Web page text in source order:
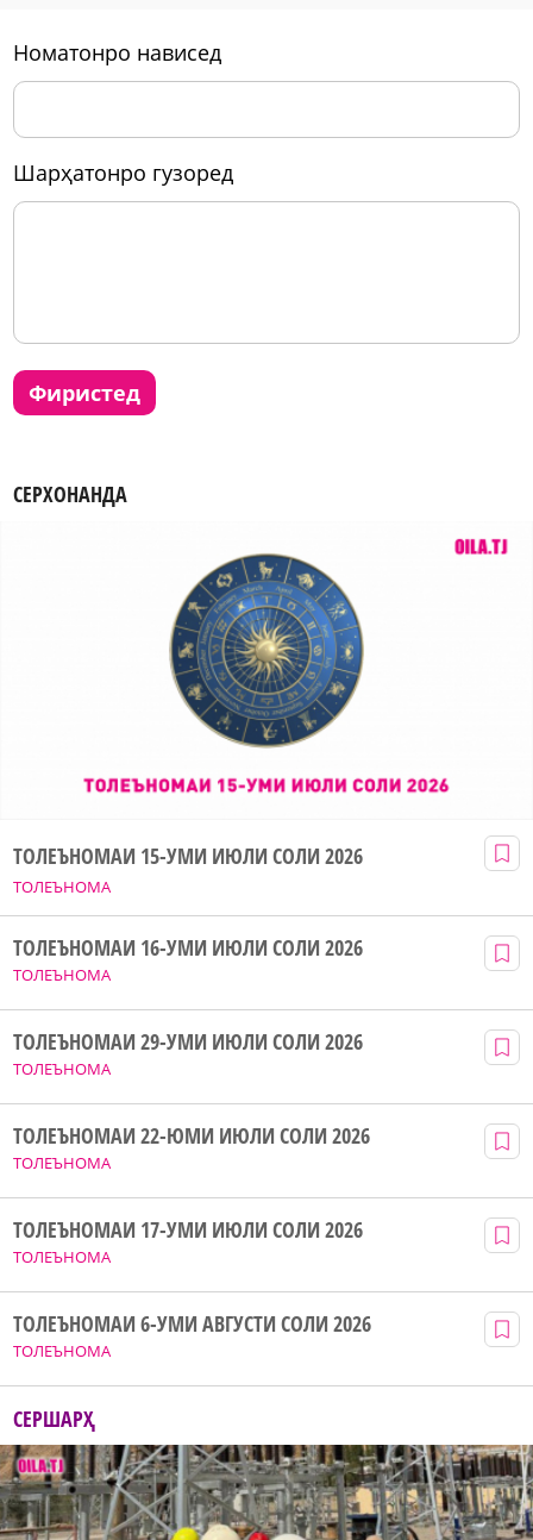
номатонро нависед
шарҳатонро гузоред
фиристед
СЕРХОНАНДА
ТОЛЕЪНОМА
ТОЛЕЪНОМАИ 15-УМИ ИЮЛИ СОЛИ 2026
ТОЛЕЪНОМА
ТОЛЕЪНОМАИ 16-УМИ ИЮЛИ СОЛИ 2026
ТОЛЕЪНОМА
ТОЛЕЪНОМАИ 29-УМИ ИЮЛИ СОЛИ 2026
ТОЛЕЪНОМА
ТОЛЕЪНОМАИ 22-ЮМИ ИЮЛИ СОЛИ 2026
ТОЛЕЪНОМА
ТОЛЕЪНОМАИ 17-УМИ ИЮЛИ СОЛИ 2026
ТОЛЕЪНОМА
ТОЛЕЪНОМАИ 6-УМИ АВГУСТИ СОЛИ 2026
СЕРШАРҲ